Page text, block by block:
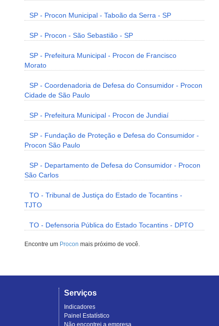
SP - Procon Municipal - Taboão da Serra - SP
SP - Procon - São Sebastião - SP
SP - Prefeitura Municipal - Procon de Francisco
Morato
SP - Coordenadoria de Defesa do Consumidor - Procon
Cidade de São Paulo
SP - Prefeitura Municipal - Procon de Jundiaí
SP - Fundação de Proteção e Defesa do Consumidor -
Procon São Paulo
SP - Departamento de Defesa do Consumidor - Procon
São Carlos
TO - Tribunal de Justiça do Estado de Tocantins -
TJTO
TO - Defensoria Pública do Estado Tocantins - DPTO
Encontre um Procon mais próximo de você.
Serviços
Indicadores
Painel Estatístico